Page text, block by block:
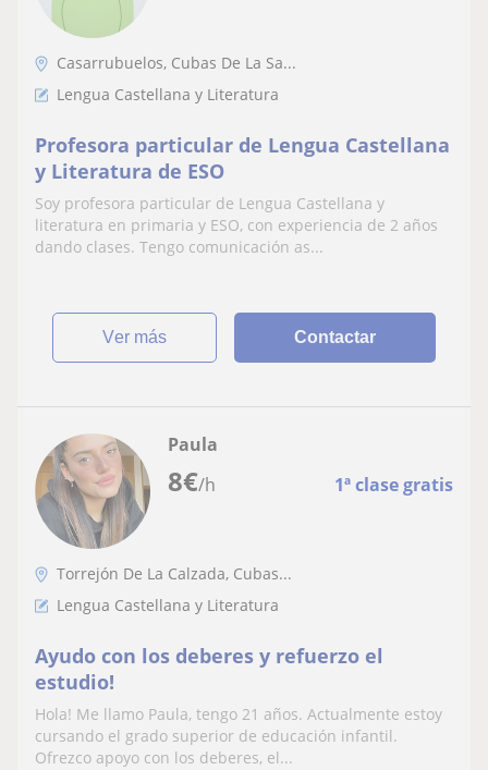
Casarrubuelos, Cubas De La Sa...
Lengua Castellana y Literatura
Profesora particular de Lengua Castellana
y Literatura de ESO
Soy profesora particular de Lengua Castellana y
literatura en primaria y ESO, con experiencia de 2 años
dando clases. Tengo comunicación as...
ver más Contactar
8€/h 1ª clase gratis
Paula
Torrejón De La Calzada, Cubas...
Lengua Castellana y Literatura
Ayudo con los deberes y refuerzo el
estudio!
Hola! Me llamo Paula, tengo 21 años. Actualmente estoy
cursando el grado superior de educación infantil.
Ofrezco apoyo con los deberes, el...